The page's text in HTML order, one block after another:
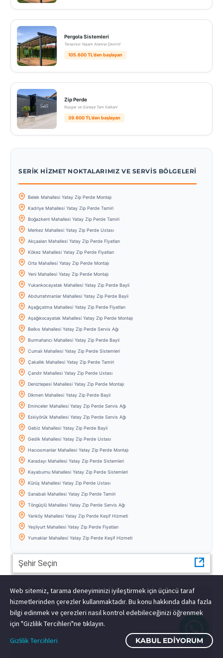
Pergola Sistemleri
Terasınızı Yaşam Alanına Çevirin!
105.600 TL’den başlayan
Zip Perde
Rüzgar ve Güneşe Tam Kalkan!
39.600 TL’den başlayan
SERIK HIZMET NOKTALARIMIZ VE SERVIS BÖLGELERI
Belek Mahallesi Yatay Zip Perde Montajı
Kadriye Mahallesi Yatay Zip Perde Tamiri
Boğazkent Mahallesi Yatay Zip Perde Tamiri
Merkez Mahallesi Yatay Zip Perde Ustası
Akçaalan Mahallesi Yatay Zip Perde Fiyatları
Kökez Mahallesi Yatay Zip Perde Fiyatları
Orta Mahallesi Yatay Zip Perde Montajı
Yeni Mahallesi Yatay Zip Perde Montajı
Yukarıkocayatak Mahallesi Yatay Zip Perde Bayii
Abdurrahmanlar Mahallesi Yatay Zip Perde Bayii
Aşağıçatma Mahallesi Yatay Zip Perde Fiyatları
Aşağıkocayatak Mahallesi Yatay Zip Perde Montajı
Belkıs Mahallesi Yatay Zip Perde Servis Ağı
Burmahancı Mahallesi Yatay Zip Perde Bayii
Cumalı Mahallesi Yatay Zip Perde Sistemleri
Çakallık Mahallesi Yatay Zip Perde Tamiri
Çandır Mahallesi Yatay Zip Perde Ustası
Deniztepesi Mahallesi Yatay Zip Perde Montajı
Dikmen Mahallesi Yatay Zip Perde Bayii
Eminceler Mahallesi Yatay Zip Perde Servis Ağı
Eskiyörük Mahallesi Yatay Zip Perde Servis Ağı
Gebiz Mahallesi Yatay Zip Perde Bayii
Gedik Mahallesi Yatay Zip Perde Ustası
Hacıosmanlar Mahallesi Yatay Zip Perde Montajı
Karadayı Mahallesi Yatay Zip Perde Sistemleri
Kayaburnu Mahallesi Yatay Zip Perde Sistemleri
Kürüş Mahallesi Yatay Zip Perde Ustası
Sarıabalı Mahallesi Yatay Zip Perde Tamiri
Töngüçlü Mahallesi Yatay Zip Perde Servis Ağı
Yanköy Mahallesi Yatay Zip Perde Keşif Hizmeti
Yeşilyurt Mahallesi Yatay Zip Perde Fiyatları
Yumaklar Mahallesi Yatay Zip Perde Keşif Hizmeti
Şehir Seçin
Web sitemiz, tarama deneyiminizi iyileştirmek için üçüncü taraf
hizmetlerinden çerezler kullanmaktadır. Bu konu hakkında daha fazla
bilgi edinmek ve çerezleri nasıl kontrol edebileceğinizi öğrenmek
için "Gizlilik Tercihleri"ne tıklayın.
Gizlilik Tercihleri
KABUL EDIYORUM